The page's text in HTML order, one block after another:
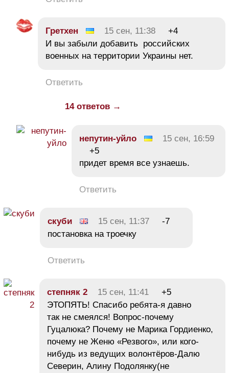
Гретхен 15 сен, 11:38
+4
И вы забыли добавить российских
военных на территории Украины нет.
Ответить
14 ответов →
непутин-уйло
15 сен, 16:59
+5
придет время все узнаешь.
Ответить
скуби 15 сен, 11:37
-7
постановка на троечку
Ответить
степняк 2 15 сен, 11:41
+5
ЭТОПЯТЬ! Спасибо ребята-я давно
так не смеялся! Вопрос-почему
Гуцалюка? Почему не Марика Гордиенко,
почему не Женю «Резвого», или кого-
нибудь из ведущих волонтёров-Далю
Северин, Алину Подолянку(не